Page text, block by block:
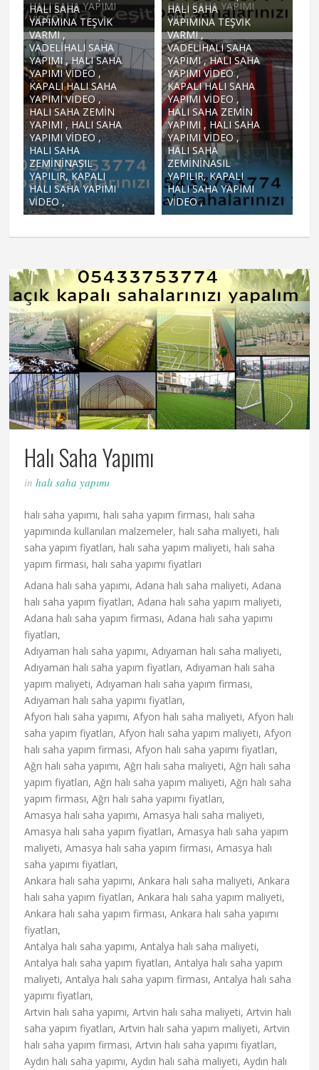
HALI SAHA YAPIMI
VIDEO ,
HALI SAHA YAPIMI
VIDEO ,
HALI SAHA
YAPIMINA TEŞVIK
VARMI ,
VADELIHALI SAHA
YAPIMI , HALI SAHA
YAPIMI VIDEO ,
KAPALI HALI SAHA
YAPIMI VIDEO ,
HALI SAHA ZEMIN
YAPIMI , HALI SAHA
YAPIMI VIDEO ,
HALI SAHA
ZEMININASIL
YAPILIR, KAPALI
HALI SAHA YAPIMI
VIDEO ,
HALI SAHA
YAPIMINA TEŞVIK
VARMI ,
VADELIHALI SAHA
YAPIMI , HALI SAHA
YAPIMI VIDEO ,
KAPALI HALI SAHA
YAPIMI VIDEO ,
HALI SAHA ZEMIN
YAPIMI , HALI SAHA
YAPIMI VIDEO ,
HALI SAHA
ZEMININASIL
YAPILIR, KAPALI
HALI SAHA YAPIMI
VIDEO ,
Halı Saha Yapımı
inhalı saha yapımı
halı saha yapımı, halı saha yapım firması, halı saha
yapımında kullanılan malzemeler, halı saha maliyeti, halı
saha yapım fiyatları, halı saha yapım maliyeti, halı saha
yapım firması, halı saha yapımı fiyatları
Adana halı saha yapımı, Adana halı saha maliyeti, Adana
halı saha yapım fiyatları, Adana halı saha yapım maliyeti,
Adana halı saha yapım firması, Adana halı saha yapımı
fiyatları,
Adıyaman halı saha yapımı, Adıyaman halı saha maliyeti,
Adıyaman halı saha yapım fiyatları, Adıyaman halı saha
yapım maliyeti, Adıyaman halı saha yapım firması,
Adıyaman halı saha yapımı fiyatları,
Afyon halı saha yapımı, Afyon halı saha maliyeti, Afyon halı
saha yapım fiyatları, Afyon halı saha yapım maliyeti, Afyon
halı saha yapım firması, Afyon halı saha yapımı fiyatları,
Ağrı halı saha yapımı, Ağrı halı saha maliyeti, Ağrı halı saha
yapım fiyatları, Ağrı halı saha yapım maliyeti, Ağrı halı saha
yapım firması, Ağrı halı saha yapımı fiyatları,
Amasya halı saha yapımı, Amasya halı saha maliyeti,
Amasya halı saha yapım fiyatları, Amasya halı saha yapım
maliyeti, Amasya halı saha yapım firması, Amasya halı
saha yapımı fiyatları,
Ankara halı saha yapımı, Ankara halı saha maliyeti, Ankara
halı saha yapım fiyatları, Ankara halı saha yapım maliyeti,
Ankara halı saha yapım firması, Ankara halı saha yapımı
fiyatları,
Antalya halı saha yapımı, Antalya halı saha maliyeti,
Antalya halı saha yapım fiyatları, Antalya halı saha yapım
maliyeti, Antalya halı saha yapım firması, Antalya halı saha
yapımı fiyatları,
Artvin halı saha yapımı, Artvin halı saha maliyeti, Artvin halı
saha yapım fiyatları, Artvin halı saha yapım maliyeti, Artvin
halı saha yapım firması, Artvin halı saha yapımı fiyatları,
Aydın halı saha yapımı, Aydın halı saha maliyeti, Aydın halı